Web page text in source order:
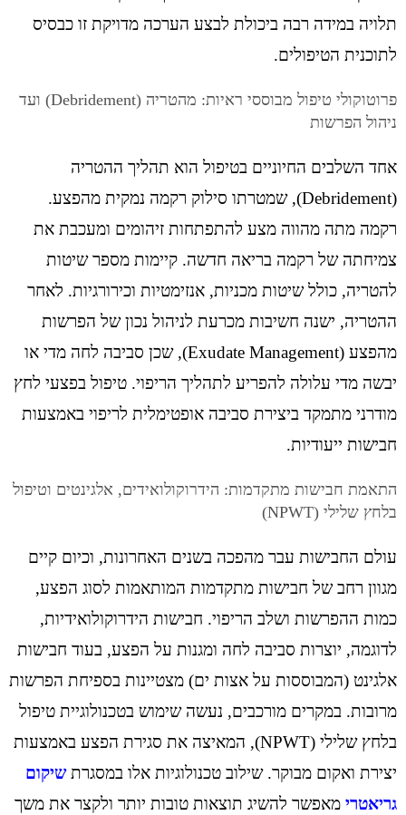
תלויה במידה רבה ביכולת לבצע הערכה מדויקת זו כבסיס
לתוכנית הטיפולים.
פרוטוקולי טיפול מבוססי ראיות: מהטריה (Debridement) ועד
ניהול הפרשות
אחד השלבים החיוניים בטיפול הוא תהליך ההטריה
(Debridement), שמטרתו סילוק רקמה נמקית מהפצע.
רקמה מתה מהווה מצע להתפתחות זיהומים ומעכבת את
צמיחתה של רקמה בריאה חדשה. קיימות מספר שיטות
להטריה, כולל שיטות מכניות, אנזימטיות וכירורגיות. לאחר
ההטריה, ישנה חשיבות מכרעת לניהול נכון של הפרשות
מהפצע (Exudate Management), שכן סביבה לחה מדי או
יבשה מדי עלולה להפריע לתהליך הריפוי. טיפול בפצעי לחץ
מודרני מתמקד ביצירת סביבה אופטימלית לריפוי באמצעות
חבישות ייעודיות.
התאמת חבישות מתקדמות: הידרוקולואידים, אלגינטים וטיפול
בלחץ שלילי (NPWT)
עולם החבישות עבר מהפכה בשנים האחרונות, וכיום קיים
מגוון רחב של חבישות מתקדמות המותאמות לסוג הפצע,
כמות ההפרשות ושלב הריפוי. חבישות הידרוקולואידיות,
לדוגמה, יוצרות סביבה לחה ומגנות על הפצע, בעוד חבישות
אלגינט (המבוססות על אצות ים) מצטיינות בספיחת הפרשות
מרובות. במקרים מורכבים, נעשה שימוש בטכנולוגיית טיפול
בלחץ שלילי (NPWT), המאיצה את סגירת הפצע באמצעות
יצירת ואקום מבוקר. שילוב טכנולוגיות אלו במסגרתשיקום
גריאטרי מאפשר להשיג תוצאות טובות יותר ולקצר את משך